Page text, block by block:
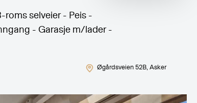
roms selveier - Peis -
- Garasje m/lader -
Øgårdsveien 52B, Asker